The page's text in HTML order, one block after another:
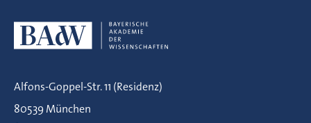
Alfons-Goppel-Str. 11 (Residenz)
80539 München